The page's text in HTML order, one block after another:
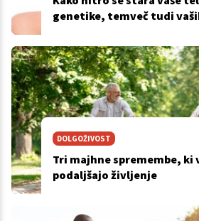
genetike, temveč tudi
DOLGOŽIVOST
Tri majhne spremembe, ki
podaljšajo življenje